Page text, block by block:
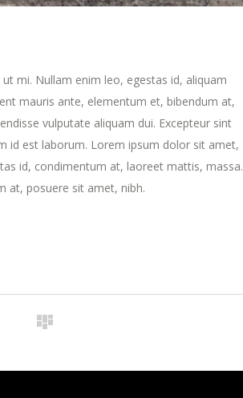
mi. Nullam enim leo, egestas id, aliquam
mauris ante, elementum et, bibendum at,
vulputate aliquam dui. Excepteur sint
id est laborum. Lorem ipsum dolor sit amet,
id, condimentum at, laoreet mattis, massa.
at, posuere sit amet, nibh.